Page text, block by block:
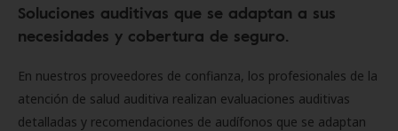
Soluciones auditivas que se adaptan a sus
necesidades y cobertura de seguro.
En nuestros proveedores de confianza, los profesionales de la
atención de salud auditiva realizan evaluaciones auditivas
detalladas y recomendaciones de audífonos que se adaptan